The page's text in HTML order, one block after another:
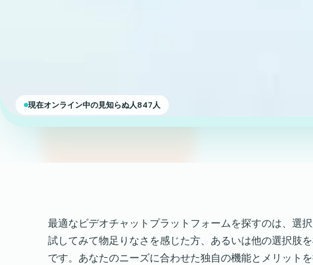
現在オンライン中の見知らぬ人847人
最適なビデオチャットプラットフォームを探すのは、選
試してみて物足りなさを感じた方、あるいは他の選択肢
です。あなたのニーズに合わせた独自の機能とメリット